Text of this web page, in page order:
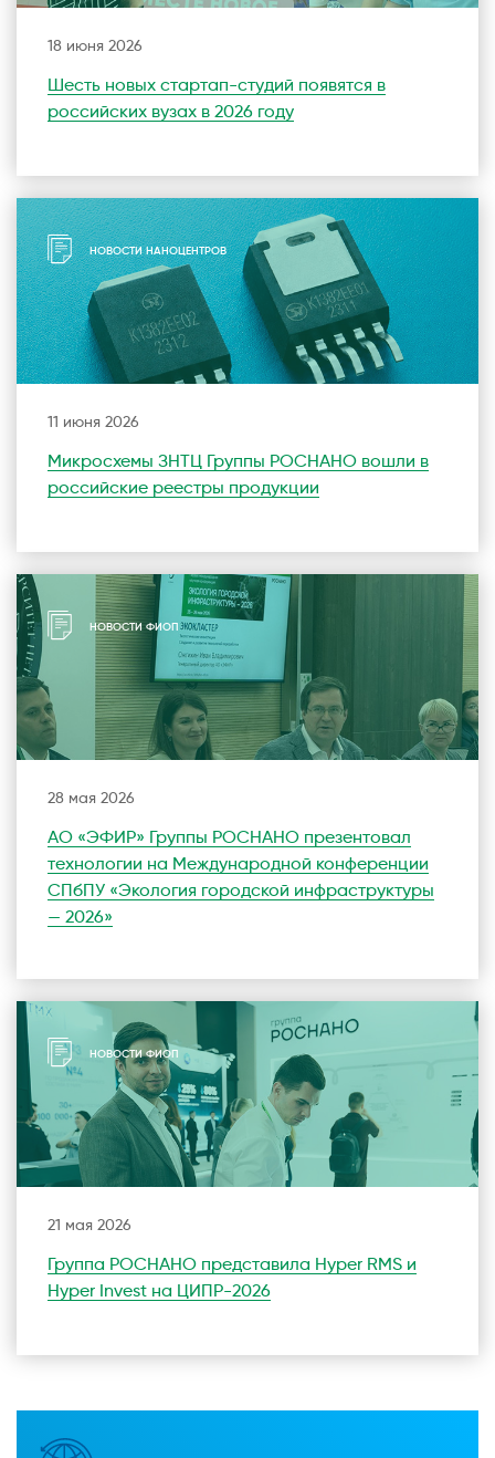
18 июня 2026
Шесть новых стартап-студий появятся в
российских вузах в 2026 году
НОВОСТИ НАНОЦЕНТРОВ
11 июня 2026
Микросхемы ЗНТЦ Группы РОСНАНО вошли в
российские реестры продукции
НОВОСТИ ФИОП
28 мая 2026
АО «ЭФИР» Группы РОСНАНО презентовал
технологии на Международной конференции
СПбПУ «Экология городской инфраструктуры
— 2026»
НОВОСТИ ФИОП
21 мая 2026
Группа РОСНАНО представила Hyper RMS и
Hyper Invest на ЦИПР-2026